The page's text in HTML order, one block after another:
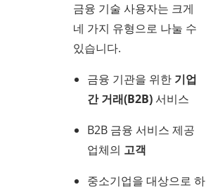
금융 기술 사용자는 크게
네 가지 유형으로 나눌 수
있습니다.
금융 기관을 위한 기업
간 거래(B2B)서비스
B2B 금융 서비스 제공
업체의 고객
중소기업을 대상으로 하